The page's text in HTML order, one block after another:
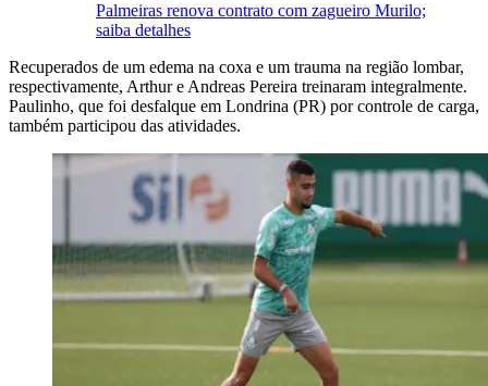
Palmeiras renova contrato com zagueiro Murilo;
saiba detalhes
Recuperados de um edema na coxa e um trauma na região lombar,
respectivamente, Arthur e Andreas Pereira treinaram integralmente.
Paulinho, que foi desfalque em Londrina (PR) por controle de carga,
também participou das atividades.